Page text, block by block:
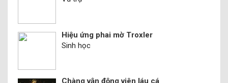
Hiệu ứng phai mờ Troxler
Sinh học